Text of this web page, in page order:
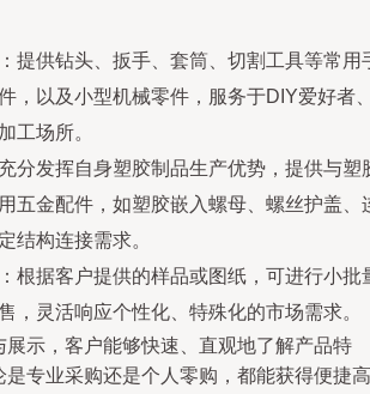
：提供钻头、扳手、套筒、切割工具等常用
，以及小型机械零件，服务于DIY爱好者
工场所。
充分发挥自身塑胶制品生产优势，提供与塑
五金配件，如塑胶嵌入螺母、螺丝护盖、
结构连接需求。
：根据客户提供的样品或图纸，可进行小批
，灵活响应个性化、特殊化的市场需求。
示，客户能够快速、直观地了解产品特
专业采购还是个人零购，都能获得便捷高